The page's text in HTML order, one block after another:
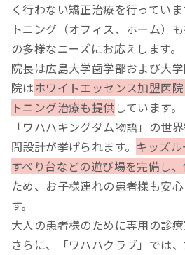
く行わない矯正治療を行ってい
トニング（オフィス、ホーム）
の多様なニーズにお応えします。
院長は広島大学歯学部および大
院はホワイトエッセンス加盟医
トニング治療も提供 しています
「ワハハキングダム物語」の世
間設計が挙げられます。 キッズル
すべり台などの遊び場を完備し
ため、お子様連れの患者様も安
す。
大人の患者様のために専用の診療
さらに、「ワハハクラブ」では